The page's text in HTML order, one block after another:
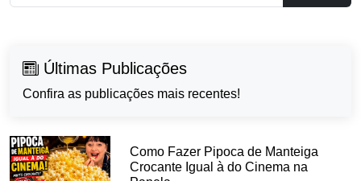
Últimas Publicações
Confira as publicações mais recentes!
Como Fazer Pipoca de Manteiga
Crocante Igual à do Cinema na